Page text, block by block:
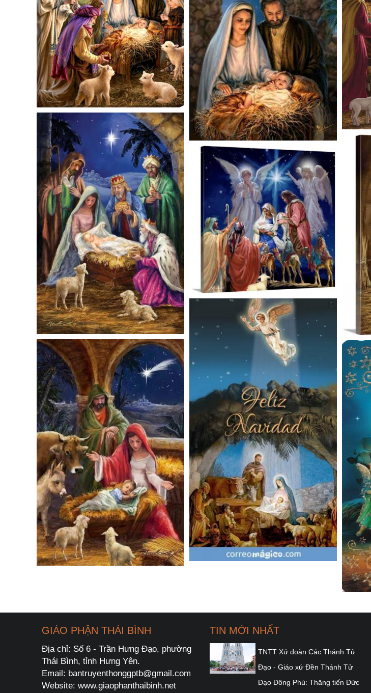
GIÁO PHẬN THÁI BÌNH
Địa chỉ: Số 6 - Trần Hưng Đạo, phường
Thái Bình, tỉnh Hưng Yên.
Email: bantruyenthonggptb@gmail.com
Website: www.giaophanthaibinh.net
TIN MỚI NHẤT
TNTT Xứ đoàn Các Thánh Tử
Đạo - Giáo xứ Đền Thánh Tử
Đạo Đông Phú: Thăng tiến Đức